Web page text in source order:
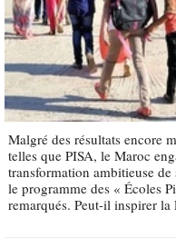
Malgré des résultats encore
telles que PISA, le Maroc
transformation ambitieuse
le programme des « Écoles
remarqués. Peut-il inspirer la